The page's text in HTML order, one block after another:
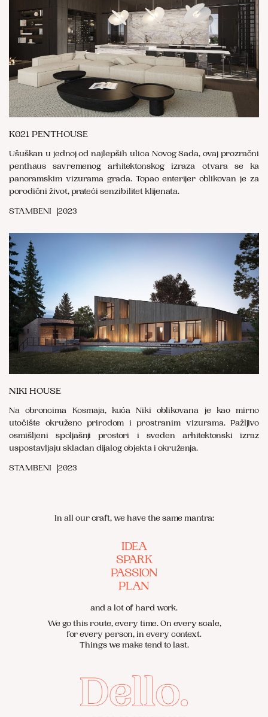
K021 PENTHOUSE
Ušuškan u jednoj od najlepših ulica Novog Sada, ovaj prozračni
penthaus savremenog arhitektonskog izraza otvara se ka
panoramskim vizurama grada. Topao enterijer oblikovan je za
porodični život, prateći senzibilitet klijenata.
STAMBENI 2023
NIKI HOUSE
Na obroncima Kosmaja, kuća Niki oblikovana je kao mirno
utočište okruženo prirodom i prostranim vizurama. Pažljivo
osmišljeni spoljašnji prostori i sveden arhitektonski izraz
uspostavljaju skladan dijalog objekta i okruženja.
STAMBENI 2023
In all our craft, we have the same mantra:
IDEA
SPARK
PASSION
PLAN
and a lot of hard work.
We go this route, every time. On every scale,
for every person, in every context.
Things we make tend to last.